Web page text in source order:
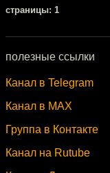
cтраницы: 1
полезные ссылки
Канал в Telegram
Канал в MAX
Группа в Контакте
Канал на Rutube